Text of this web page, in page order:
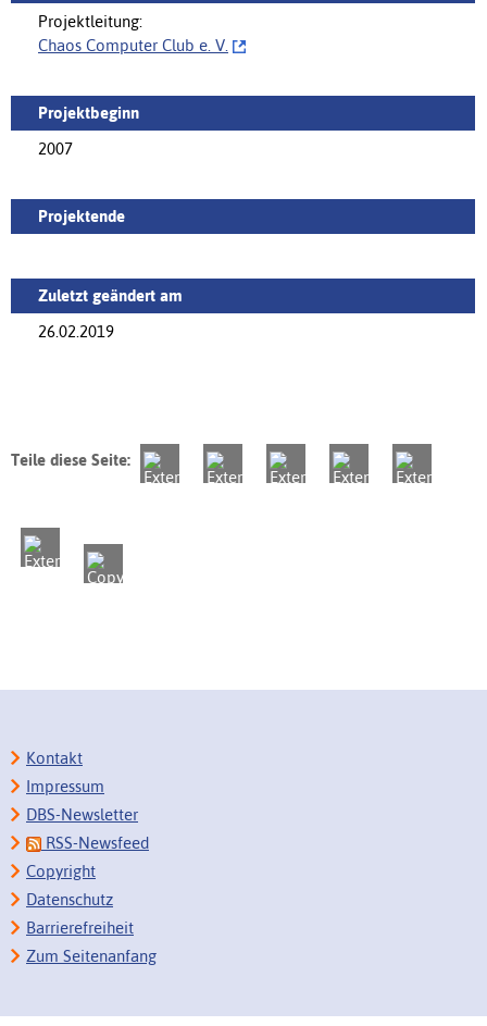
Projektleitung:
Chaos Computer Club e. V.
Projektbeginn
2007
Projektende
Zuletzt geändert am
26.02.2019
Teile diese Seite:
Kontakt
Impressum
DBS-Newsletter
RSS-Newsfeed
Copyright
Datenschutz
Barrierefreiheit
Zum Seitenanfang